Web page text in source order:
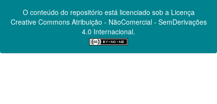
O conteúdo do repositório está licenciado sob a Licença
Creative CommonsAtribuição - NãoComercial - SemDerivações
4.0 Internacional.